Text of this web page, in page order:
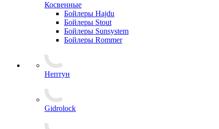
Косвенные
Бойлеры Hajdu
Бойлеры Stout
Бойлеры Sunsystem
Бойлеры Rommer
Нептун
Gidrolock